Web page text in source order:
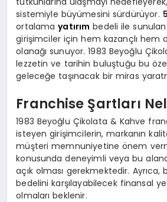
sistemiyle büyümesini sürdürüyor.
ortalamayatırım bedeli ile
girişimciler için hem kazançlı hem
olanağı sunuyor. 1983 Beyoğlu
lezzetin ve tarihin buluştuğu bu
geleceğe taşınacak bir miras
Franchise Şartları
1983 Beyoğlu Çikolata & Kahve
isteyen girişimcilerin, markanın
müşteri memnuniyetine önem
konusunda deneyimli veya bu
açık olması gerekmektedir. Ayrıca,
bedelini karşılayabilecek finansal
olmaları beklenir.